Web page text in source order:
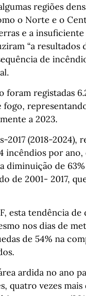
regiões
o Norte e o
e a insuficiente
“a resultados
de
foram registadas
fogo,
a 2023.
2017 (2018-2024),
incêndios por ano,
diminuição de
de 2001- 2017,
esta tendência
nos dias de
de 54% na
ardida no ano
quatro vezes